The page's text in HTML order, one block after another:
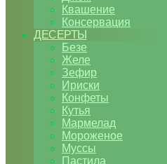
Квашение
Консервация
ДЕСЕРТЫ
Безе
Желе
Зефир
Ириски
Конфеты
Кутья
Мармелад
Мороженое
Муссы
Пастила